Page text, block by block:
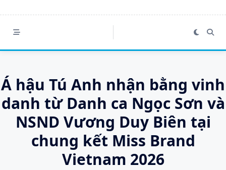
Á hậu Tú Anh nhận bằng vinh
danh từ Danh ca Ngọc Sơn và
NSND Vương Duy Biên tại
chung kết Miss Brand
Vietnam 2026